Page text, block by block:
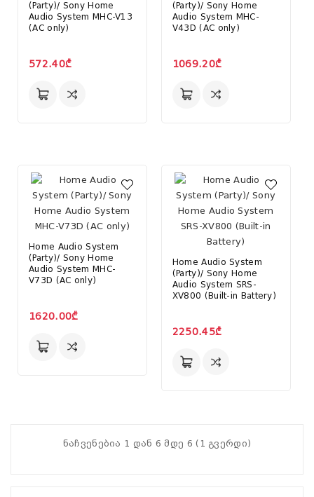
(Party)/ Sony Home
Audio System MHC-V13
(AC only)
572.40₾
(Party)/ Sony Home
Audio System MHC-
V43D (AC only)
1069.20₾
Home Audio System
(Party)/ Sony Home
Audio System MHC-
V73D (AC only)
1620.00₾
Home Audio System
(Party)/ Sony Home
Audio System SRS-
XV800 (Built-in Battery)
2250.45₾
ნაჩვენებია 1 დან 6 მდე 6 (1 გვერდი)